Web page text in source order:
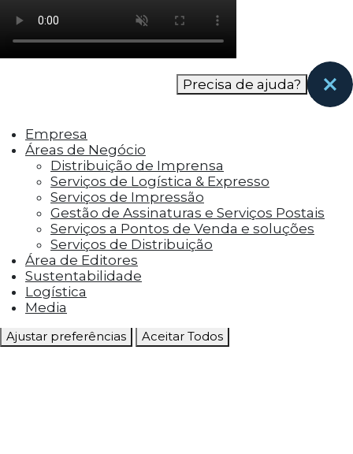
como os visitantes interagem com o site. Esses
cookies ajudam a fornecer informações sobre
as métricas do número de visitantes, taxa de
rejeição, origem do tráfego, etc.
funcionalidades, como compartilhar o
conteúdo do site em plataformas de social
media, coletar feedbacks e outros recursos de
terceiros.
Cookies Marketing
Os cookies de marketing são usados para
entregar aos visitantes anúncios
personalizados com base nas páginas que eles
visitaram antes e analisar a eficácia da
campanha publicitária.
Ajustar preferências Aceitar Todos
Precisa de ajuda?
Empresa
Áreas de Negócio
Distribuição de Imprensa
Serviços de Logística & Expresso
Serviços de Impressão
Gestão de Assinaturas e Serviços Postais
Serviços a Pontos de Venda e soluções
Serviços de Distribuição
Área de Editores
Sustentabilidade
Logística
Media